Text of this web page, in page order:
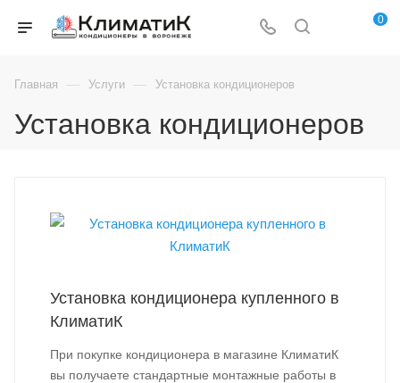
0
Главная — Услуги — Установка кондиционеров
Установка кондиционеров
Установка кондиционера купленного в
КлиматиК
При покупке кондиционера в магазине КлиматиК
вы получаете стандартные монтажные работы в